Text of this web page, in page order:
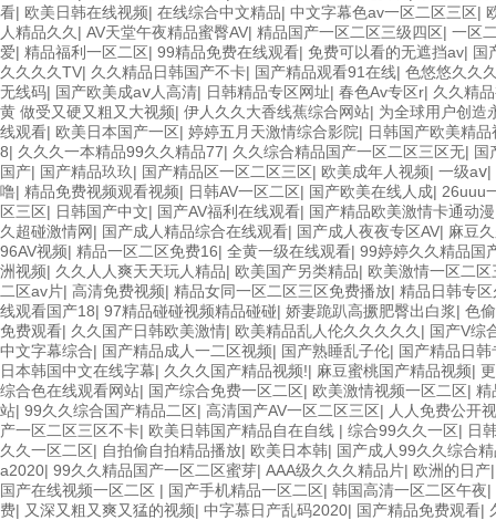
看| 欧美日韩在线视频| 在线综合中文精品| 中文字幕色av一区二区三区|
人精品久久 | AV天堂午夜精品蜜臀AV| 精品国产一区二区三级四区| 一区
爱| 精品福利一区二区| 99精品免费在线观看| 免费可以看的无遮挡av| 国
久久久久TV| 久久精品日韩国产不卡| 国产精品观看91在线| 色悠悠久久
无线码| 国产欧美成aⅴ人高清| 日韩精品专区网址| 春色Av专区r| 久久精
黄 做受又硬又粗又大视频| 伊人久久大香线蕉综合网站| 为全球用户创造
线观看| 欧美日本国产一区| 婷婷五月天激情综合影院| 日韩国产欧美精品
8| 久久久一本精品99久久精品77| 久久综合精品国产一区二区三区无| 国
国产| 国产精品玖玖| 国产精品区一区二区三区| 欧美成年人视频| 一级aⅴ|
噜| 精品免费视频观看视频| 日韩AV一区二区| 国产欧美在线人成| 26uuu
区三区| 日韩国产中文| 国产AV福利在线观看| 国产精品欧美激情卡通动漫
久超碰激情网| 国产成人精品综合在线观看| 国产成人夜夜专区AV| 麻豆
96AV视频| 精品一区二区免费16| 全黄一级在线观看| 99婷婷久久精品国
洲视频| 久久人人爽天天玩人精品| 欧美国产另类精品| 欧美激情一区二
二区av片| 高清免费视频| 精品女同一区二区三区免费播放| 精品日韩专区
线观看国产18| 97精品碰碰视频精品碰碰| 娇妻跪趴高撅肥臀出白浆| 色
免费观看| 久久国产日韩欧美激情| 欧美精品乱人伦久久久久久 | 国产V综
中文字幕综合| 国产精品成人一二区视频| 国产熟睡乱子伦| 国产精品日韩
日本韩国中文在线字幕| 久久久国产精品视频!| 麻豆蜜桃国产精品视频|
综合色在线观看网站| 国产综合免费一区二区| 欧美激情视频一区二区| 精
站| 99久久综合国产精品二区| 高清国产AV一区二区三区| 人人免费公开
产一区二区三区不卡| 欧美日韩国产精品自在自线 | 综合99久久一区| 日
久久一区二区| 自拍偷自拍精品播放| 欧美日本韩| 国产成人99久久综合
a2020| 99久久精品国产一区二区蜜芽| AAA级久久久精品片| 欧洲的日产
国产在线视频一区二区 | 国产手机精品一区二区| 韩国高清一区二区午夜|
费| 又深又粗又爽又猛的视频| 中字慕日产乱码2020| 国产精品免费观看|